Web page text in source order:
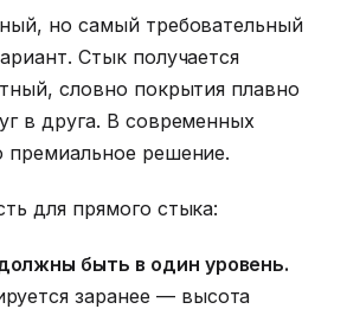
но самый требовательный
Стык получается
словно покрытия плавно
в друга. В современных
премиальное решение.
для прямого стыка:
быть в один уровень.
заранее — высота